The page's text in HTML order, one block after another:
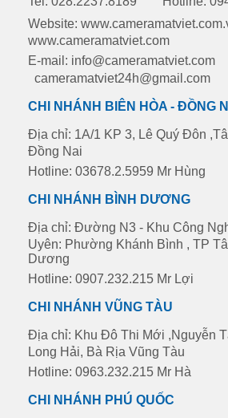
Website:
www.cameramatviet.com
E-mail: info@cameramatviet.com
cameramatviet24h@gmail.com
CHI NHÁNH BIÊN HÒA - ĐỒNG
Địa chỉ: 1A/1 KP 3, Lê Quý Đôn
Đồng Nai
Hotline: 03678.2.5959 Mr Hùng
CHI NHÁNH BÌNH DƯƠNG
Địa chỉ: Đường N3 - Khu Công
Uyên: Phường Khánh Bình , TP
Dương
Hotline: 0907.232.215 Mr Lợi
CHI NHÁNH VŨNG TÀU
Địa chỉ: Khu Đô Thi Mới ,Nguyễn
Long Hải, Bà Rịa Vũng Tàu
Hotline: 0963.232.215 Mr Hà
CHI NHÁNH PHÚ QUỐC